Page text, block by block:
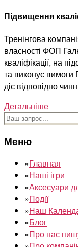
Підвищення
Тренінгова
власності ФОП
кваліфікації, на
та виконує вимоги
діє відповідно
Детальніше
Шукати:
Меню
»Главная
»Наші ігри
»Аксесуари
»Події
»Наш
»Блог
»Про нас